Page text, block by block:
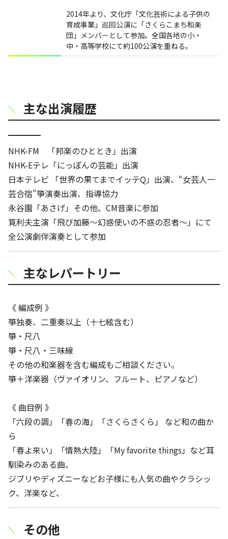
2014年より、文化庁「文化芸術による子供の
育成事業」巡回公演に「さくらこまち和楽
団」メンバーとして参加。全国各地の小・
中・高等学校にて約100公演を重ねる。
主な出演履歴
NHK-FM 「邦楽のひととき」出演
NHK-Eテレ「にっぽんの芸能」出演
日本テレビ 「世界の果てまでイッテQ」出演、“女芸人一
芸合宿”箏演奏出演、指導協力
永谷園「あさげ」その他、CM音楽に参加
筧利夫主演「飛び加藤～幻惑使いの不惑の忍者～」にて
全公演劇伴演奏として参加
主なレパートリー
《 編成例 》
箏独奏、二重奏以上（十七絃含む）
箏・尺八
箏・尺八・三味線
その他の和楽器を含む編成もご相談ください。
箏＋洋楽器（ヴァイオリン、フルート、ピアノなど）
《 曲目例 》
「六段の調」「春の海」「さくらさくら」 など和の曲か
ら
「春よ来い」「情熱大陸」「My favorite things」など耳
馴染みのある曲、
ジブリやディズニーなどお子様にも人気の曲やクラシッ
ク、洋楽など、
その他